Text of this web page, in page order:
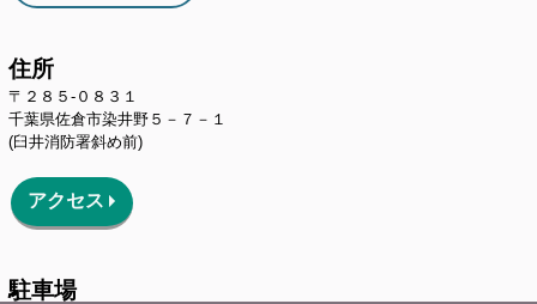
住所
〒２８５-０８３１
千葉県佐倉市染井野５－７－１
(臼井消防署斜め前)
アクセス
駐車場